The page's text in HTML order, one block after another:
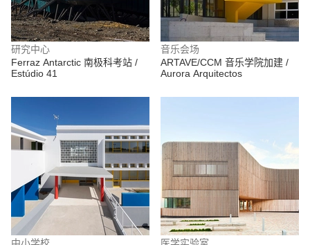
研究中心
Ferraz Antarctic 南极科考站 /
Estúdio 41
音乐会场
ARTAVE/CCM 音乐学院加建 /
Aurora Arquitectos